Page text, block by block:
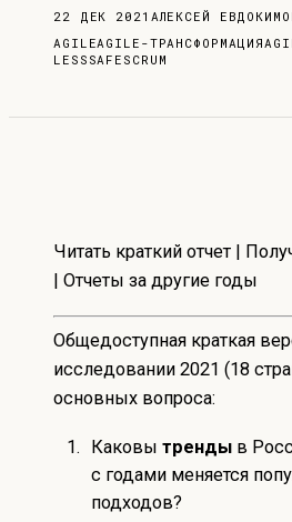
22 ДЕК 2021 АЛЕКСЕЙ
AGILEAGILE-ТРАНСФОРМАЦИЯ
LESS SAFE SCRUM
Читать краткий отчет |
| Отчеты за другие годы
Общедоступная краткая
исследовании 2021 (18
основных вопроса:
Каковы тренды в
с годами меняется
подходов?